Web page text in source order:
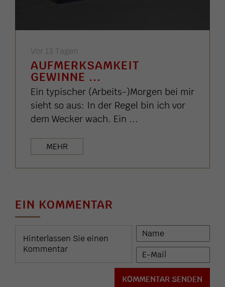
Vor 13 Tagen
AUFMERKSAMKEIT
GEWINNE ...
Ein typischer (Arbeits-)Morgen bei mir
sieht so aus: In der Regel bin ich vor
dem Wecker wach. Ein ...
MEHR
EIN KOMMENTAR